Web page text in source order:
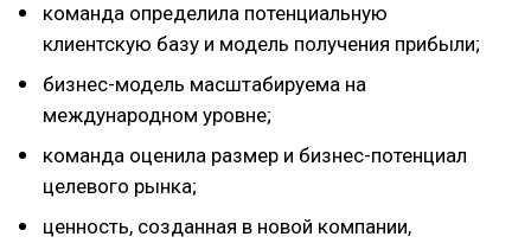
команда определила потенциальную
клиентскую базу и модель получения прибыли;
бизнес-модель масштабируема на
международном уровне;
команда оценила размер и бизнес-потенциал
целевого рынка;
ценность, созданная в новой компании,